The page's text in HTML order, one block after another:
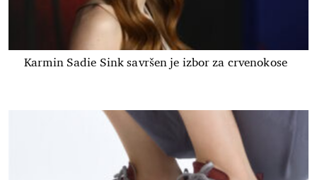
Karmin Sadie Sink savršen je izbor za crvenokose